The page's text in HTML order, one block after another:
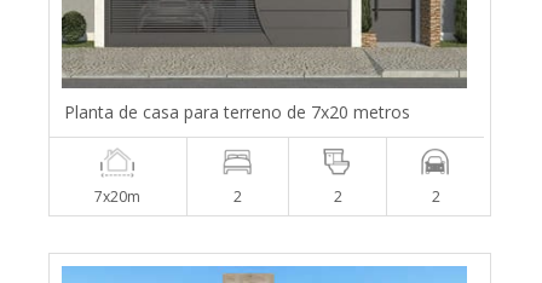
Planta de casa para terreno de 7x20 metros
7x20m 2 2 2